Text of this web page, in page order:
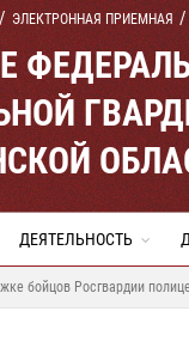
ЭЛЕКТРОННАЯ ПРИЕМНАЯ
ДЕЯТЕЛЬНОСТЬ
бойцов Росгвардии